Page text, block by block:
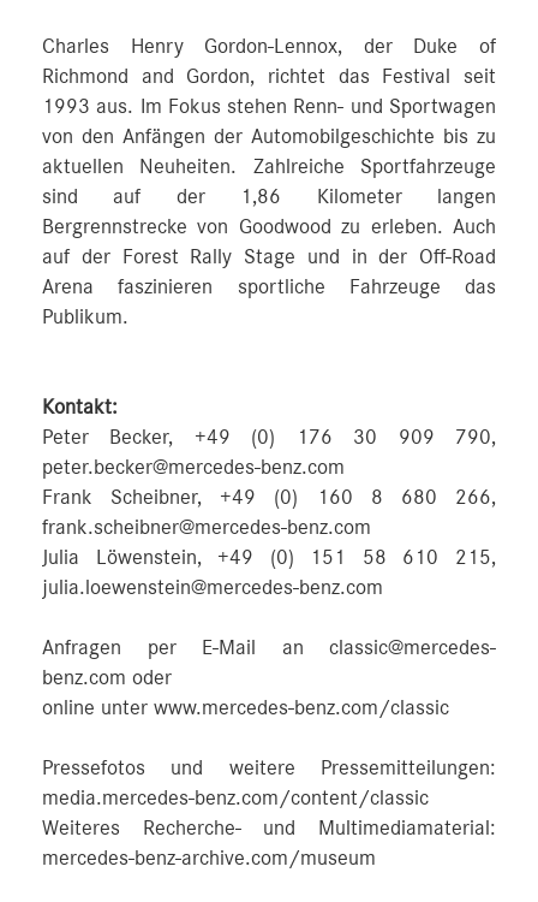
Charles Henry Gordon-Lennox, der Duke of
Richmond and Gordon, richtet das Festival seit
1993 aus. Im Fokus stehen Renn- und Sportwagen
von den Anfängen der Automobilgeschichte bis zu
aktuellen Neuheiten. Zahlreiche Sportfahrzeuge
sind auf der 1,86 Kilometer langen
Bergrennstrecke von Goodwood zu erleben. Auch
auf der Forest Rally Stage und in der Off-Road
Arena faszinieren sportliche Fahrzeuge das
Publikum.
Kontakt:
Peter Becker, +49 (0) 176 30 909 790,
peter.becker@mercedes-benz.com
Frank Scheibner, +49 (0) 160 8 680 266,
frank.scheibner@mercedes-benz.com
Julia Löwenstein, +49 (0) 151 58 610 215,
julia.loewenstein@mercedes-benz.com
Anfragen per E-Mail an classic@mercedes-
benz.com oder
online unter www.mercedes-benz.com/classic
Pressefotos und weitere Pressemitteilungen:
media.mercedes-benz.com/content/classic
Weiteres Recherche- und Multimediamaterial:
mercedes-benz-archive.com/museum